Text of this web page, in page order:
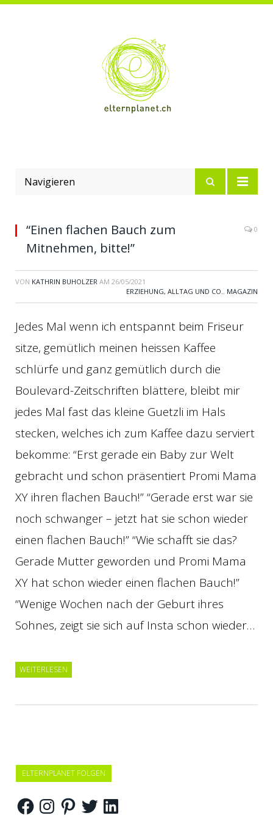
Navigieren
“Einen flachen Bauch zum
Mitnehmen, bitte!”
0
VON KATHRIN BUHOLZER AM 26/05/2021
ERZIEHUNG, ALLTAG UND CO., MAGAZIN
Jedes Mal wenn ich entspannt beim Friseur
sitze, gemütlich meinen heissen Kaffee
schlürfe und ganz gemütlich durch die
Boulevard-Zeitschriften blättere, bleibt mir
jedes Mal fast das kleine Guetzli im Hals
stecken, welches ich zum Kaffee dazu serviert
bekomme: “Erst gerade ein Baby zur Welt
gebracht und schon präsentiert Promi Mama
XY ihren flachen Bauch!” “Gerade erst war sie
noch schwanger – jetzt hat sie schon wieder
einen flachen Bauch!” “Wie schafft sie das?
Gerade Mutter geworden und Promi Mama
XY hat schon wieder einen flachen Bauch!”
“Wenige Wochen nach der Geburt ihres
Sohnes, zeigt sie sich auf Insta schon wieder…
WEITERLESEN
ELTERNPLANET FOLGEN
FacebookInstagramPinterestTwitterLinkedIn